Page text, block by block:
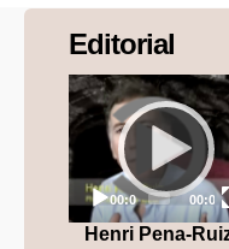
ACTUALITÉS
NOS TRAVAUX
ÉCOLES
HISTOIRE(s)
LAICITHÈQUE
Editorial
Video
Player
Current
time
00:00
Total
00:00
Henri Pena-